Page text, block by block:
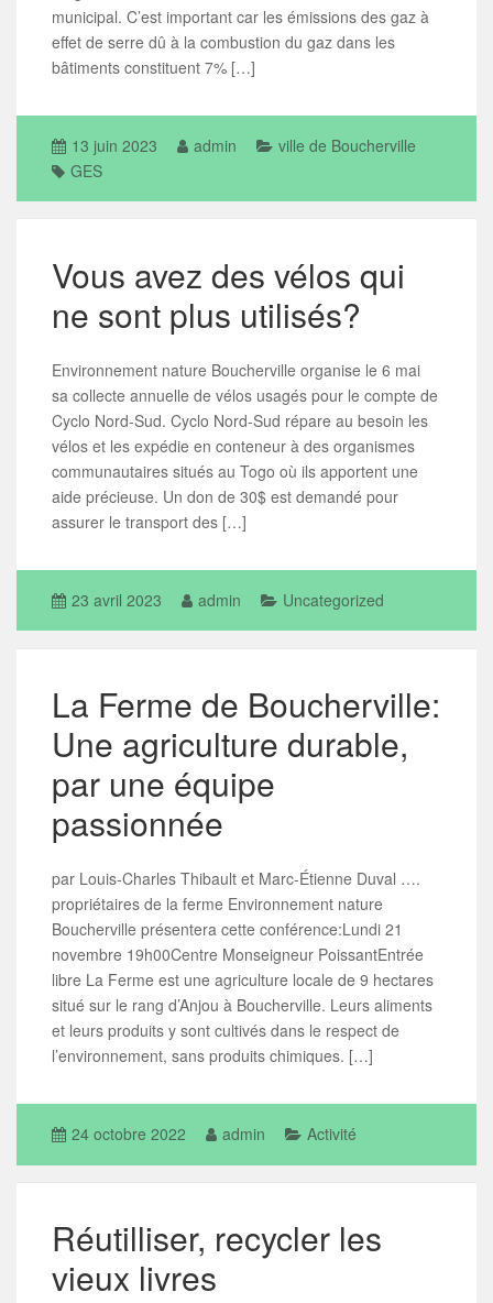
municipal. C’est important car les émissions des gaz à
effet de serre dû à la combustion du gaz dans les
bâtiments constituent 7% […]
13 juin 2023 admin
ville de Boucherville
GES
Vous avez des vélos qui
ne sont plus utilisés?
Environnement nature Boucherville organise le 6 mai
sa collecte annuelle de vélos usagés pour le compte de
Cyclo Nord-Sud. Cyclo Nord-Sud répare au besoin les
vélos et les expédie en conteneur à des organismes
communautaires situés au Togo où ils apportent une
aide précieuse. Un don de 30$ est demandé pour
assurer le transport des […]
23 avril 2023 admin Uncategorized
La Ferme de Boucherville:
Une agriculture durable,
par une équipe
passionnée
par Louis-Charles Thibault et Marc-Étienne Duval ….
propriétaires de la ferme Environnement nature
Boucherville présentera cette conférence:Lundi 21
novembre 19h00Centre Monseigneur PoissantEntrée
libre La Ferme est une agriculture locale de 9 hectares
situé sur le rang d’Anjou à Boucherville. Leurs aliments
et leurs produits y sont cultivés dans le respect de
l’environnement, sans produits chimiques. […]
24 octobre 2022 admin Activité
Réutilliser, recycler les
vieux livres